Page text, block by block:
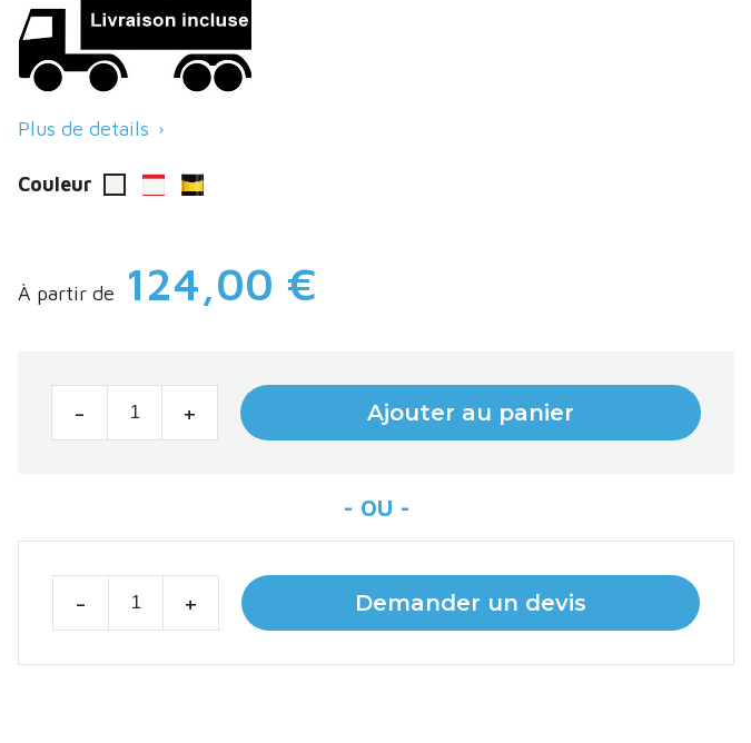
Plus de details 
Couleur BlancRouge & Blanc
Noir & Jaune
À partir de 124,00 €
- + Ajouter au panier
- + Demander un devis